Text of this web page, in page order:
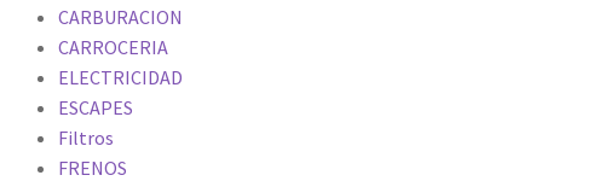
CARBURACION
CARROCERIA
ELECTRICIDAD
ESCAPES
Filtros
FRENOS